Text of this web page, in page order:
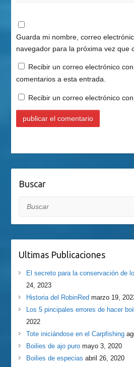
Guarda mi nombre, correo
navegador para la próxima vez que
Recibir un correo electrónico
comentarios a esta entrada.
Recibir un correo electrónico
Buscar
Buscar
Ultimas Publicaciones
El secreto para la conservación de
24, 2023
Historia del RobinRed marzo 19,
Los 5 pincipales errores de hacer
2022
Tote iniciándose en el Carpfishing
Boilies de ajo puro mayo 3, 2020
Boilies de especias abril 26, 2020